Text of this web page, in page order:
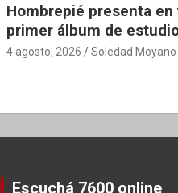
Hombrepié presenta en
primer álbum de
4 agosto, 2026 Soledad Moyano
Escuchá 7600 online